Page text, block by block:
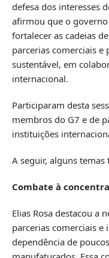
defesa dos interesses
afirmou que o
fortalecer as cadeias
parcerias comerciais
sustentável, em
internacional.
Participaram desta
membros do G7 e de
instituições
A seguir, alguns
Combate à
Elias Rosa destacou a
parcerias comerciais
dependência de